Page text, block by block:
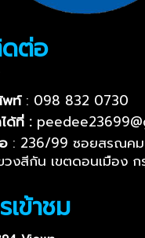
ต่อ
พท์: 098 832 0730
ด้ที่ :
: 236/99 ซอยสรณค
งสีกัน เขตดอนเมือง ก
ข้าชม